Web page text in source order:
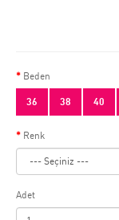
Beden
36 38 40
Renk
Adet